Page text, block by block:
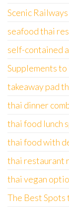
Scenic Railways
seafood thai
self-contained
Supplements to
takeaway pad
thai dinner
thai food lunch
thai food with
thai restaurant
thai vegan
The Best